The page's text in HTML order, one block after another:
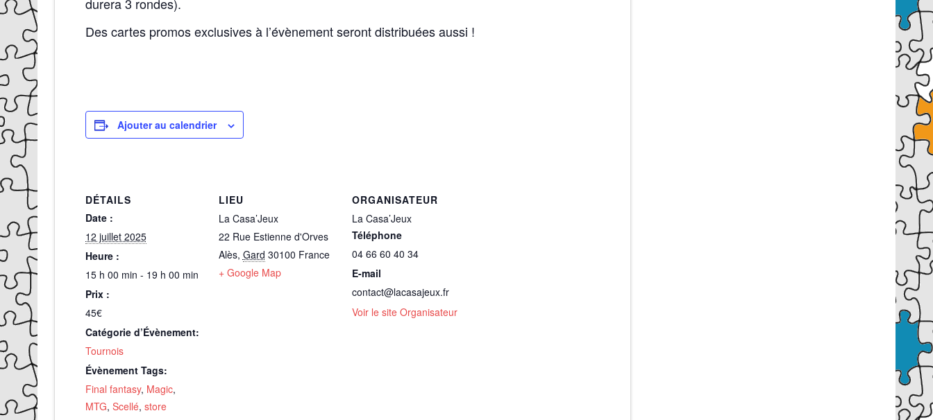
Des cartes promos exclusives à l’évènement seront distribuées aussi !
Ajouter au calendrier
DÉTAILS
Date :
12 juillet 2025
Heure :
15 h 00 min - 19 h 00 min
Prix :
45€
Catégorie d’Évènement:
Tournois
Évènement Tags:
Final fantasy, Magic,
MTG, Scellé, store
LIEU
La Casa’Jeux
22 Rue Estienne d'Orves
Alès, Gard 30100 France
+ Google Map
ORGANISATEUR
La Casa’Jeux
Téléphone
04 66 60 40 34
E-mail
contact@lacasajeux.fr
Voir le site Organisateur